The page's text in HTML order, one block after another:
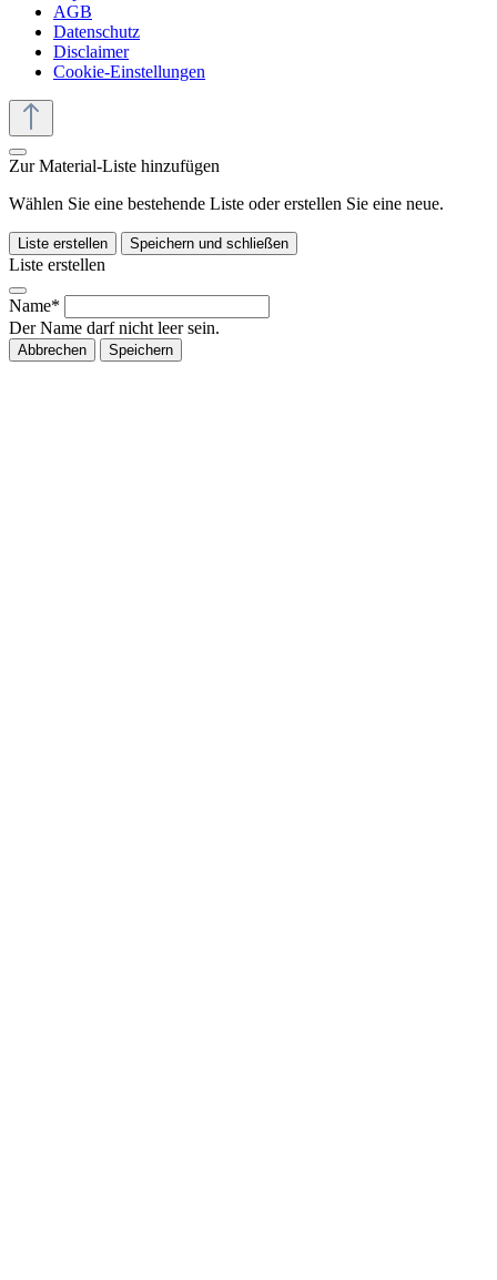
AGB
Datenschutz
Disclaimer
Cookie-Einstellungen
Zur Material-Liste hinzufügen
Wählen Sie eine bestehende Liste oder erstellen Sie eine neue.
Liste erstellen Speichern und schließen
Liste erstellen
Name*
Der Name darf nicht leer sein.
Abbrechen Speichern